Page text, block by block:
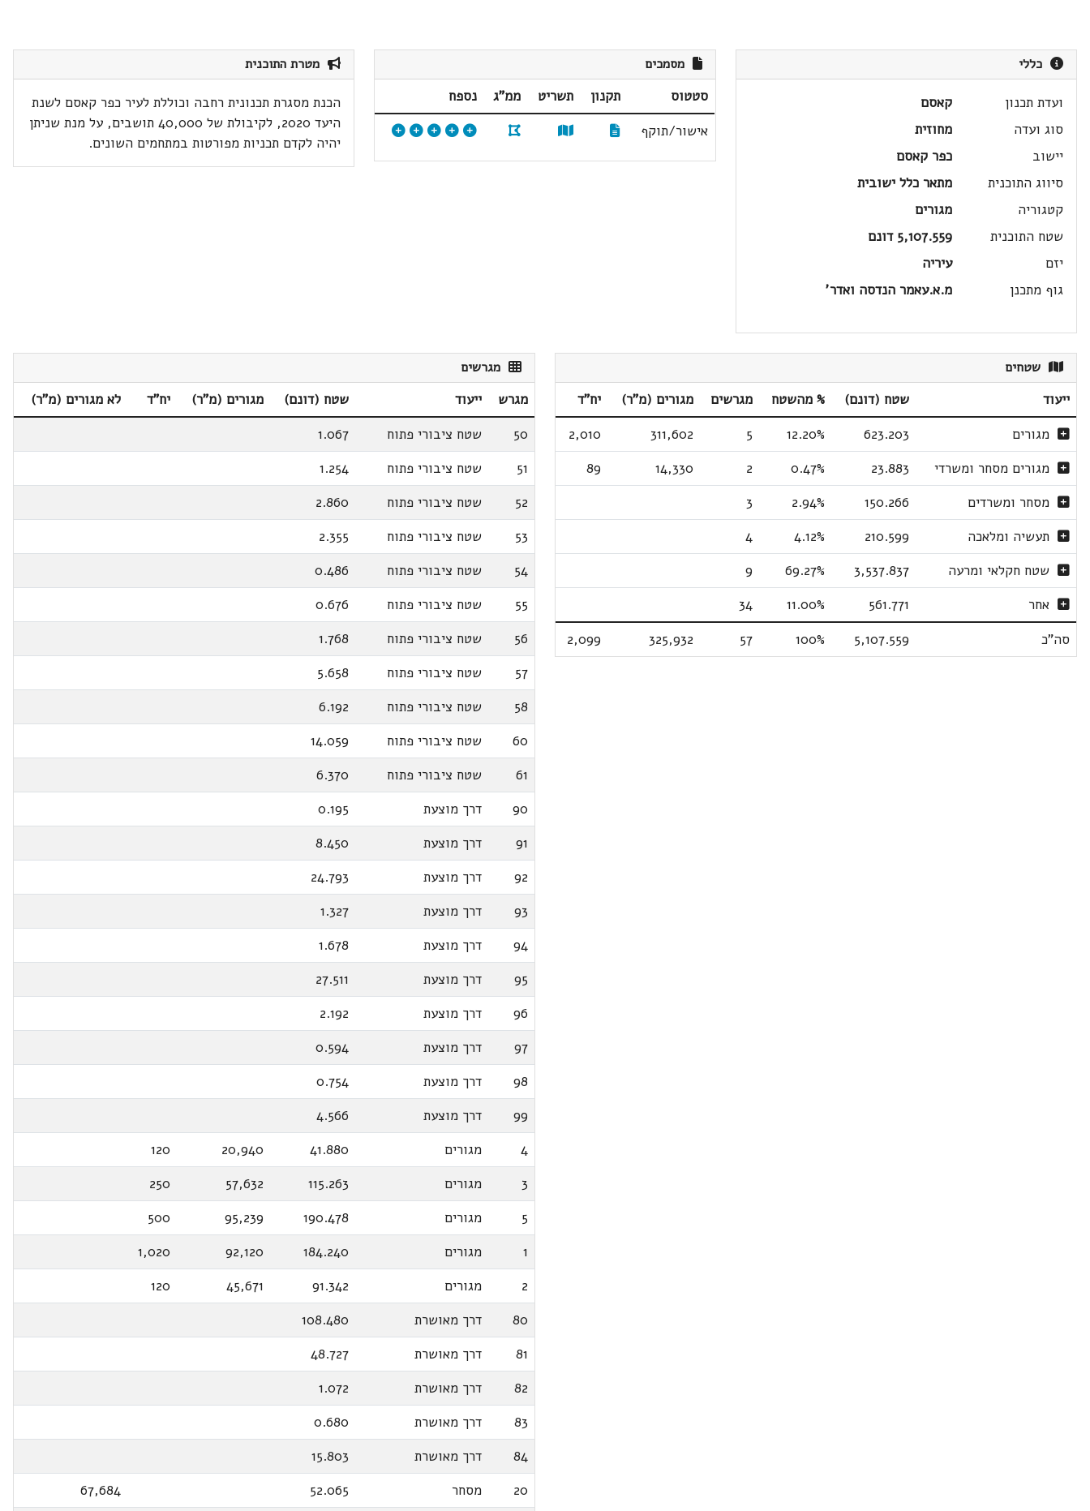
כללי
ועדת תכנון
קאסם
סוג ועדה
מחוזית
יישוב
כפר קאסם
סיווג התוכנית
מתאר כלל ישובית
קטגוריה
מגורים
שטח התוכנית
5,107.559 דונם
יזם
עיריה
גוף מתכנן
מ.א.עאמר הנדסה ואדר'
מסמכים
סטטוס תקנון תשריט ממ"ג
נספח
אישור/תוקף
מטרת התוכנית
הכנת מסגרת תכנונית רחבה וכוללת לעיר כפר קאסם לשנת
היעד 2020, לקיבולת של 40,000 תושבים, על מנת שניתן
יהיה לקדם תכניות מפורטות במתחמים השונים.
שטחים
ייעוד שטח (דונם) % מהשטח מגרשים מגורים (מ"ר)
יח"ד
מגורים
623.203
12.20%
5
311,602
2,010
מגורים מסחר ומשרדי
23.883
0.47%
2
14,330
89
מסחר ומשרדים
150.266
2.94%
3
תעשיה ומלאכה
210.599
4.12%
4
שטח חקלאי ומרעה
3,537.837
69.27%
9
אחר
561.771
11.00%
34
סה"כ
5,107.559
100%
57
325,932
2,099
מגרשים
מגרש ייעוד שטח (דונם) מגורים (מ"ר) יח"ד
לא מגורים (מ"ר)
50
שטח ציבורי פתוח
1.067
51
שטח ציבורי פתוח
1.254
52
שטח ציבורי פתוח
2.860
53
שטח ציבורי פתוח
2.355
54
שטח ציבורי פתוח
0.486
55
שטח ציבורי פתוח
0.676
56
שטח ציבורי פתוח
1.768
57
שטח ציבורי פתוח
5.658
58
שטח ציבורי פתוח
6.192
60
שטח ציבורי פתוח
14.059
61
שטח ציבורי פתוח
6.370
90
דרך מוצעת
0.195
91
דרך מוצעת
8.450
92
דרך מוצעת
24.793
93
דרך מוצעת
1.327
94
דרך מוצעת
1.678
95
דרך מוצעת
27.511
96
דרך מוצעת
2.192
97
דרך מוצעת
0.594
98
דרך מוצעת
0.754
99
דרך מוצעת
4.566
4
מגורים 41.880
20,940
120
3
מגורים 115.263
57,632
250
5
מגורים 190.478
95,239
500
1
מגורים 184.240
92,120
1,020
2
מגורים 91.342
45,671
120
80
דרך מאושרת
108.480
81
דרך מאושרת
48.727
82
דרך מאושרת
1.072
83
דרך מאושרת
0.680
84
דרך מאושרת
15.803
20
מסחר 52.065
67,684